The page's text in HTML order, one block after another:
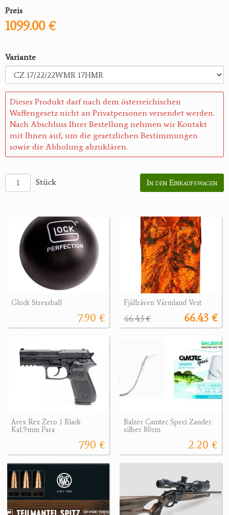
Preis
1099.00 €
Variante
Dieses Produkt darf nach dem österreichischen
Waffengesetz nicht an Privatpersonen versendet werden.
Nach Abschluss Ihrer Bestellung nehmen wir Kontakt
mit Ihnen auf, um die gesetzlichen Bestimmungen
sowie die Abholung abzuklären.
Stück In den Einkaufswagen
Glock Stressball
7.90 €
Fjällräven Värmland Vest
66.43 €
66.43 €
Arex Rex Zero 1 Black
Kal.9mm Para
790 €
Balzer Camtec Speci Zander
silber 80cm
2.20 €